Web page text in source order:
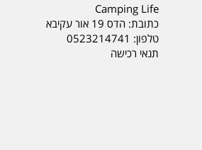
Camping Life
כתובת: הדס 19 אור עקיבא
טלפון: 0523214741
תנאי רכישה